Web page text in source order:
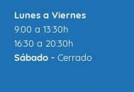
Lunes a Viernes
9:00 a 13:30h
16:30 a 20:30h
Sábado - Cerrado